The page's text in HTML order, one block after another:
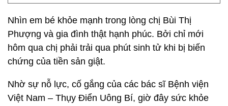
Nhìn em bé khỏe mạnh trong lòng chị Bùi Thị
Phượng và gia đình thật hạnh phúc. Bởi chỉ mới
hôm qua chị phải trải qua phút sinh tử khi bị biến
chứng của tiền sản giật.
Nhờ sự nỗ lực, cố gắng của các bác sĩ Bệnh viện
Việt Nam – Thụy Điển Uông Bí, giờ đây sức khỏe